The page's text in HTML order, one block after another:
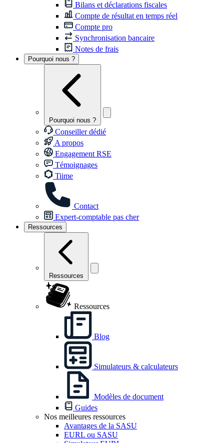
Bilans et déclarations fiscales
Compte de résultat en temps réel
Compte pro
Synchronisation bancaire
Notes de frais
Pourquoi nous ?
Pourquoi nous ?
Conseiller dédié
A propos
Engagement RSE
Témoignages
Tiime
Contact
Expert-comptable pas cher
Ressources
Ressources
Ressources
Blog
Simulateurs & calculateurs
Modèles de document
Guides
Nos meilleures ressources
Avantages de la SASU
EURL ou SASU